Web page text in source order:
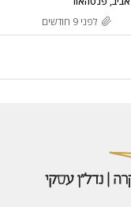
לפני 9 חודשים